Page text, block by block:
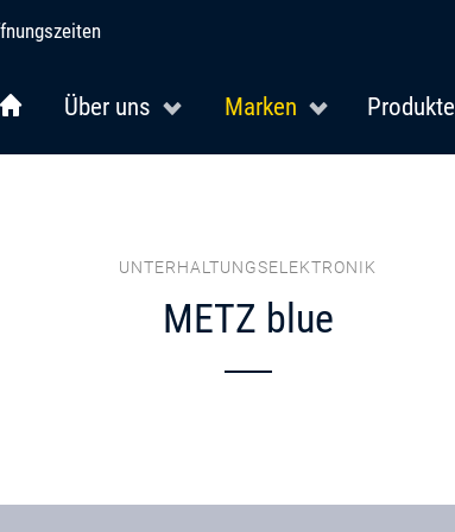
Über uns Marken Produkte
UNTERHALTUNGSELEKTRONIK
METZ blue